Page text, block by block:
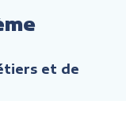
et de